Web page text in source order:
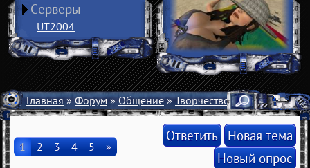
Серверы
UT2004
Главная»Форум»Общение»Творчество» Evil God
1 2 3 4 5 »
Ответить Новая тема
Новый опрос